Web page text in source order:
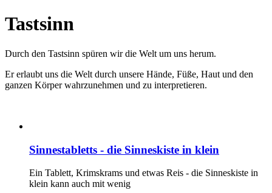
Tastsinn
Durch den Tastsinn spüren wir die Welt um uns herum.
Er erlaubt uns die Welt durch unsere Hände, Füße, Haut und den
ganzen Körper wahrzunehmen und zu interpretieren.
Sinnestabletts - die Sinneskiste in klein
Ein Tablett, Krimskrams und etwas Reis - die Sinneskiste in
klein kann auch mit wenig